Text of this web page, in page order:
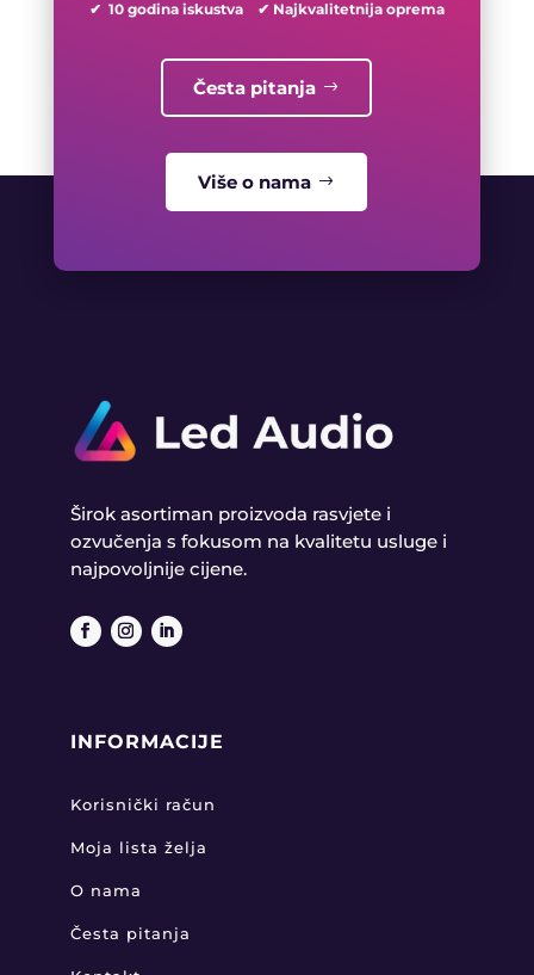
✔ 10 godina iskustva ✔ Najkvalitetnija oprema
Česta pitanja
Više o nama
Širok asortiman proizvoda rasvjete i
ozvučenja s fokusom na kvalitetu usluge i
najpovoljnije cijene.
INFORMACIJE
Korisnički račun
Moja lista želja
O nama
Česta pitanja